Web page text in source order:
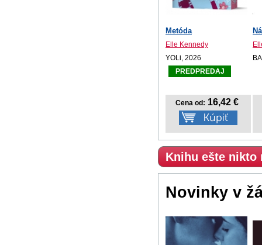
Metóda
Elle Kennedy
YOLi, 2026
PREDPREDAJ
Cena od: 16,42 €
Knihu ešte nikto
Novinky v